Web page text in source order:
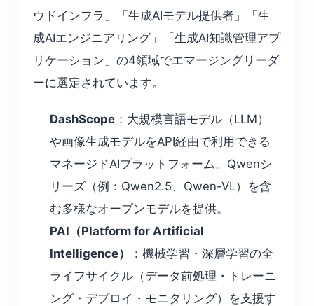
ウドインフラ」「生成AIモデル提供者」「生
成AIエンジニアリング」「生成AI知識管理アプ
リケーション」の4領域でエマージングリーダ
ーに選定されています。
DashScope ：大規模言語モデル（LLM）
や画像生成モデルをAPI経由で利用できる
マネージドAIプラットフォーム。Qwenシ
リーズ（例：Qwen2.5、Qwen-VL）を含
む多様なオープンモデルを提供。
PAI（Platform for Artificial
Intelligence）
：機械学習・深層学習の全
ライフサイクル（データ前処理・トレーニ
ング・デプロイ・モニタリング）を支援す